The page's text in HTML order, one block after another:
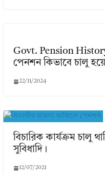
Govt. Pension
পেনশন কিভাবে চালু
22/11/2024
বিচারিক কার্যক্রম চালু
সুবিধাদি।
12/07/2021